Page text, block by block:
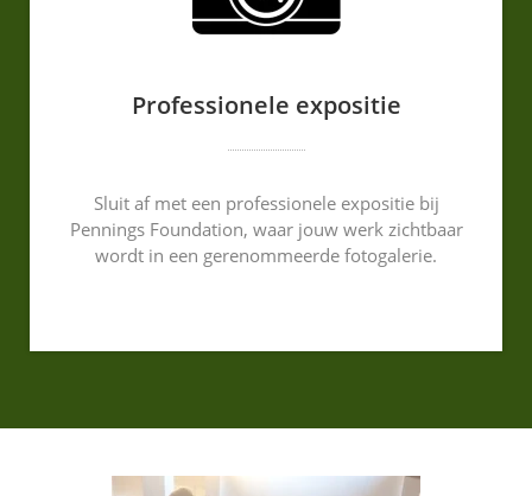
Professionele expositie
Sluit af met een professionele expositie bij
Pennings Foundation, waar jouw werk zichtbaar
wordt in een gerenommeerde fotogalerie.